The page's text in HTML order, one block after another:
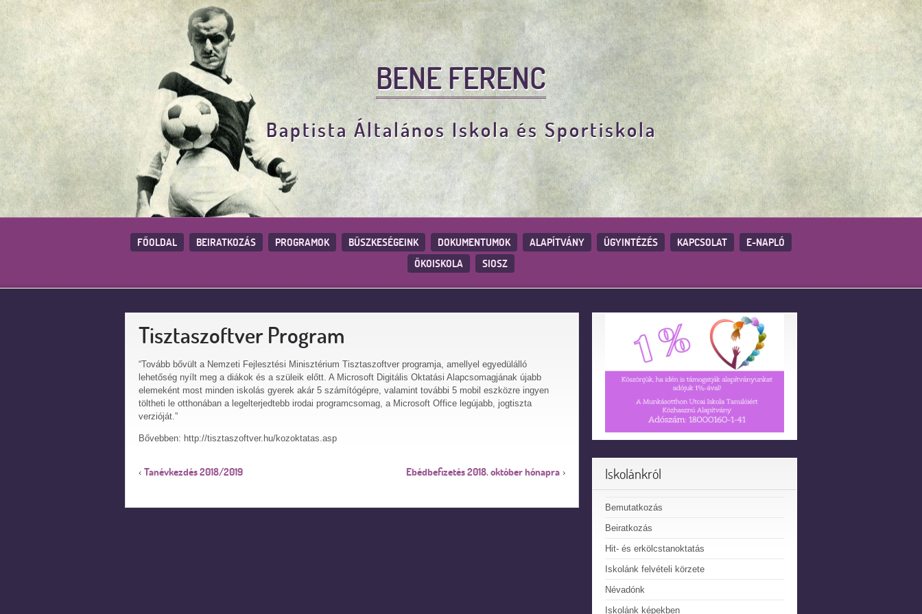
BENE FERENC
Baptista Általános Iskola és Sportiskola
FŐOLDAL BEIRATKOZÁS PROGRAMOK BÜSZKESÉGEINK DOKUMENTUMOK ALAPÍTVÁNY ÜGYINTÉZÉS KAPCSOLAT
E-NAPLÓ
ÖKOISKOLA
SIOSZ
Tisztaszoftver Program
“Tovább bővült a Nemzeti Fejlesztési Minisztérium Tisztaszoftver programja, amellyel egyedülálló
lehetőség nyílt meg a diákok és a szüleik előtt. A Microsoft Digitális Oktatási Alapcsomagjának újabb
elemeként most minden iskolás gyerek akár 5 számítógépre, valamint további 5 mobil eszközre ingyen
töltheti le otthonában a legelterjedtebb irodai programcsomag, a Microsoft Office legújabb, jogtiszta
verzióját.”
Bővebben: http://tisztaszoftver.hu/kozoktatas.asp
‹ Tanévkezdés 2018/2019 Ebédbefizetés 2018. október hónapra› Iskolánkról
Bemutatkozás
Beiratkozás
Hit- és erkölcstanoktatás
Iskolánk felvételi körzete
Névadónk
Iskolánk képekben